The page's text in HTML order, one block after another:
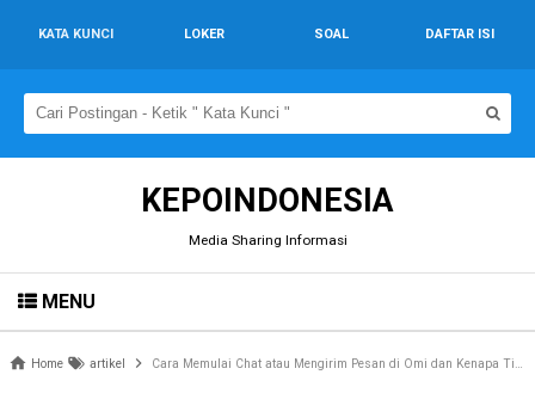
KATA KUNCI LOKER SOAL DAFTAR ISI
KEPOINDONESIA
Media Sharing Informasi
MENU
Home artikel Cara Memulai Chat atau Mengirim Pesan di Omi dan Kenapa Tidak Ada Teman Chat